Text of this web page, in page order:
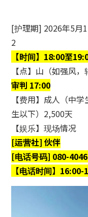
[护理期] 2026年5月
2
【时间】18:00至
【点】山（如强风，
审判 17:00
【费用】成人（中
生以下）2,500天
【娱乐】现场情况
[运营社] 伙伴
[电话号码] 080-
【电话时间】16:00-